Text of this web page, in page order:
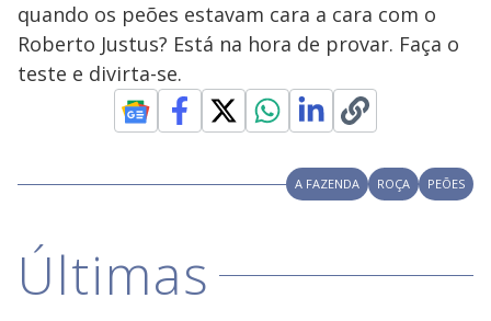
quando os peões estavam cara a cara com o
Roberto Justus? Está na hora de provar. Faça o
teste e divirta-se.
A FAZENDA ROÇA PEÕES
Últimas